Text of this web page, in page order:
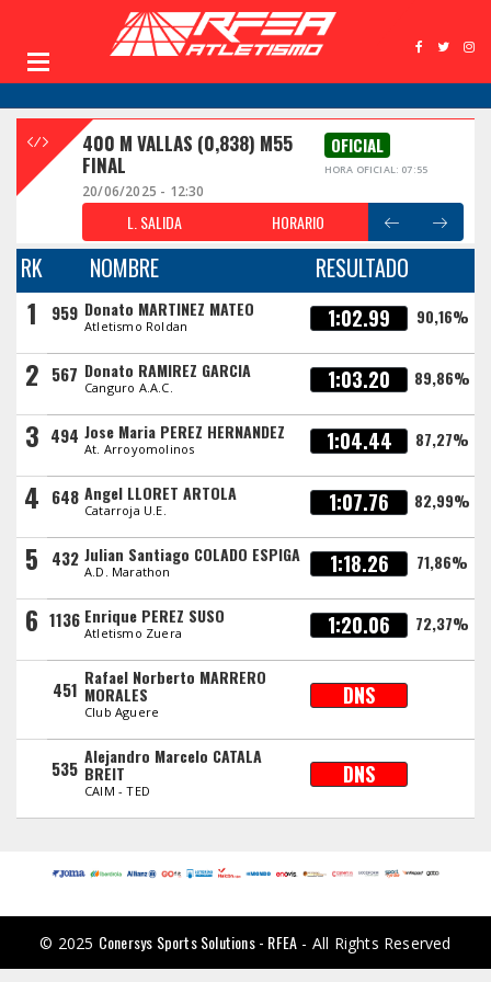
400 M VALLAS (0,838) M55
FINAL
OFICIAL
HORA OFICIAL: 07:55
20/06/2025 - 12:30
L. SALIDA HORARIO
RK NOMBRE RESULTADO
1 959 Donato MARTINEZ MATEO
Atletismo Roldan 1:02.99 90,16%
2 567 Donato RAMIREZ GARCIA
Canguro A.A.C. 1:03.20 89,86%
3 494 Jose Maria PEREZ HERNANDEZ
At. Arroyomolinos 1:04.44 87,27%
4 648 Angel LLORET ARTOLA
Catarroja U.E. 1:07.76 82,99%
5 432 Julian Santiago COLADO ESPIGA
A.D. Marathon 1:18.26 71,86%
6 1136 Enrique PEREZ SUSO
Atletismo Zuera 1:20.06 72,37%
451
Rafael Norberto MARRERO
MORALES
Club Aguere
DNS
535
Alejandro Marcelo CATALA
BREIT
CAIM - TED
DNS
© 2025 Conersys Sports Solutions - RFEA - All Rights Reserved